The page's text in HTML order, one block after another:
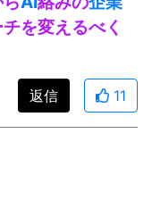
を変えるべく
返信 11